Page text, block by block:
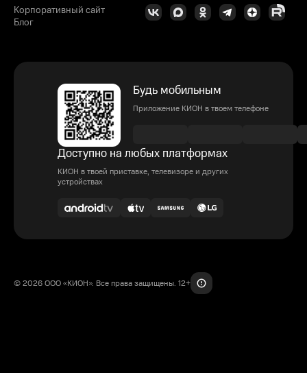
Корпоративный сайт
Блог
Будь мобильным
Приложение КИОН в твоем телефоне
Доступно на любых платформах
КИОН в твоей приставке, телевизоре и других
устройствах
© 2026 ООО «КИОН». Все права защищены. 12+